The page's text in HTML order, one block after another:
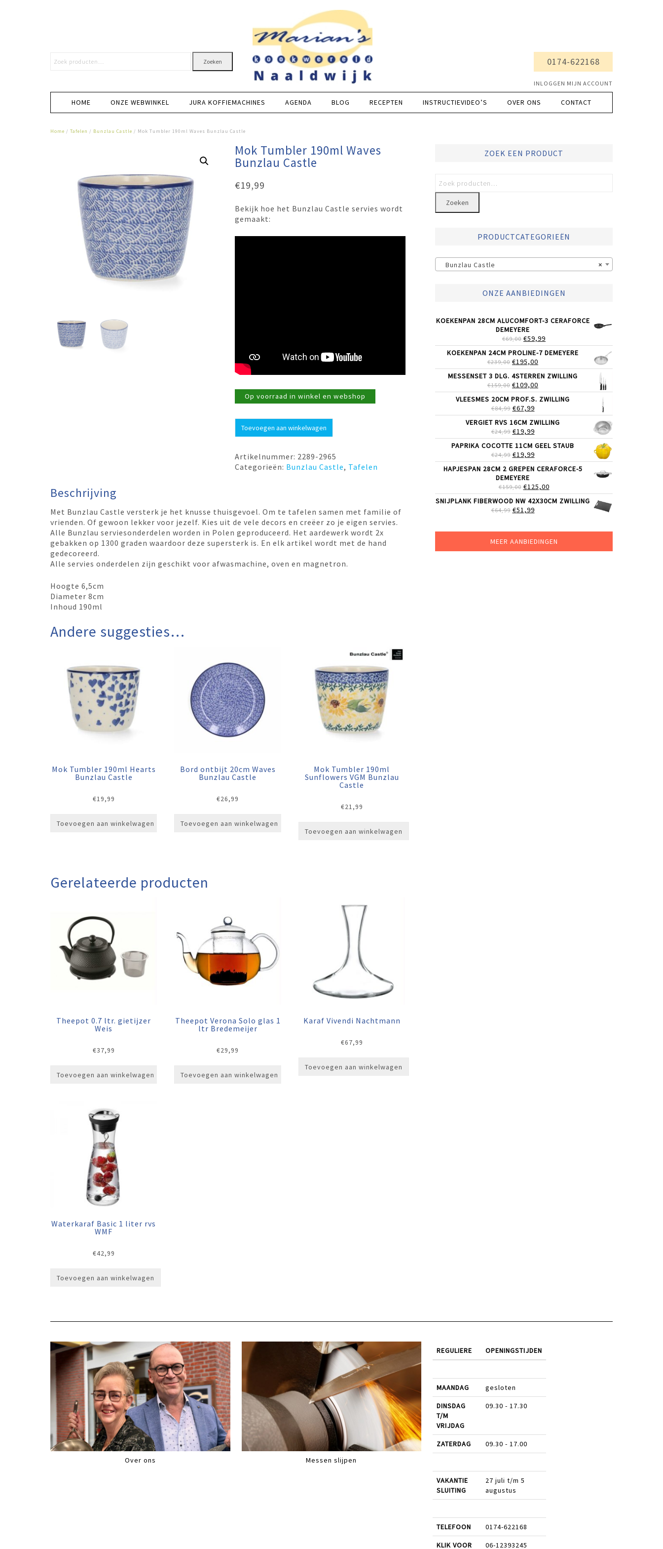
Zoeken 0174-622168
INLOGGEN MIJN ACCOUNT
HOME ONZE WEBWINKEL JURA KOFFIEMACHINES AGENDA BLOG RECEPTEN INSTRUCTIEVIDEO’S OVER ONS CONTACT
Home / Tafelen / Bunzlau Castle / Mok Tumbler 190ml Waves Bunzlau Castle
Mok Tumbler 190ml Waves
Bunzlau Castle
€19,99
Bekijk hoe het Bunzlau Castle servies wordt
gemaakt:
Op voorraad in winkel en webshop
Tumbler
Waves
Bunzlau
Toevoegen aan winkelwagen
Artikelnummer: 2289-2965
Categorieën: Bunzlau Castle, Tafelen
Beschrijving
Met Bunzlau Castle versterk je het knusse thuisgevoel. Om te tafelen samen met familie of
vrienden. Of gewoon lekker voor jezelf. Kies uit de vele decors en creëer zo je eigen servies.
Alle Bunzlau serviesonderdelen worden in Polen geproduceerd. Het aardewerk wordt 2x
gebakken op 1300 graden waardoor deze supersterk is. En elk artikel wordt met de hand
gedecoreerd.
Alle servies onderdelen zijn geschikt voor afwasmachine, oven en magnetron.
Hoogte 6,5cm
Diameter 8cm
Inhoud 190ml
Andere suggesties…
Mok Tumbler 190ml Hearts
Bunzlau Castle
€19,99
Toevoegen aan winkelwagen
Bord ontbijt 20cm Waves
Bunzlau Castle
€26,99
Toevoegen aan winkelwagen
Mok Tumbler 190ml
Sunflowers VGM Bunzlau
Castle
€21,99
Toevoegen aan winkelwagen
Gerelateerde producten
Theepot 0.7 ltr. gietijzer
Weis
€37,99
Toevoegen aan winkelwagen
Theepot Verona Solo glas 1
ltr Bredemeijer
€29,99
Toevoegen aan winkelwagen
Karaf Vivendi Nachtmann
€67,99
Toevoegen aan winkelwagen
Waterkaraf Basic 1 liter rvs
WMF
€42,99
Toevoegen aan winkelwagen
ZOEK EEN PRODUCT
Zoeken
PRODUCTCATEGORIEËN
×
Bunzlau Castle
ONZE AANBIEDINGEN
KOEKENPAN 28CM ALUCOMFORT-3 CERAFORCE
DEMEYERE
€69,00 OORSPRONKELIJKE
PRIJS
WAS:
€69,00.
€59,99
PRIJS
IS:
KOEKENPAN 24CM PROLINE-7 DEMEYERE
€239,00 OORSPRONKELIJKE
PRIJS
WAS:
€239,00.
€195,00
PRIJS
IS:
€195,00.
MESSENSET 3 DLG. 4STERREN ZWILLING
€159,00 OORSPRONKELIJKE
PRIJS
WAS:
€159,00.
€109,00
PRIJS
IS:
VLEESMES 20CM PROF.S. ZWILLING
€84,99 OORSPRONKELIJKE
PRIJS
WAS:
€84,99.
€67,99HUIDIGE
PRIJS
IS:
€67,99.
VERGIET RVS 16CM ZWILLING
€24,99 OORSPRONKELIJKE
PRIJS
WAS:
€24,99.
€19,99HUIDIGE
PRIJS
IS:
€19,99.
PAPRIKA COCOTTE 11CM GEEL STAUB
€24,99 OORSPRONKELIJKE
PRIJS
WAS:
€24,99.
€19,99HUIDIGE
PRIJS
IS:
HAPJESPAN 28CM 2 GREPEN CERAFORCE-5
DEMEYERE
€159,00 OORSPRONKELIJKE
PRIJS
WAS:
€159,00.
€125,00HUIDIGE
PRIJS
IS:
SNIJPLANK FIBERWOOD NW 42X30CM ZWILLING
€64,99 OORSPRONKELIJKE
€51,99HUIDIGE
MEER AANBIEDINGEN
Over ons Messen slijpen
REGULIERE OPENINGSTIJDEN
MAANDAG gesloten
DINSDAG
T/M
VRIJDAG
09.30 - 17.30
ZATERDAG 09.30 - 17.00
VAKANTIE
SLUITING
27 juli t/m 5
augustus
TELEFOON 0174-622168
KLIK VOOR 06-12393245